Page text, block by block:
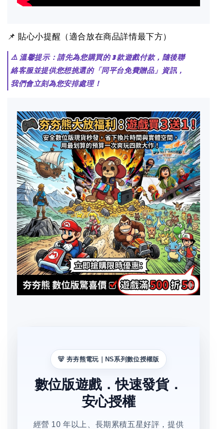
📌 貼心小提醒（適合放在商品詳情最下方）
⚠️ 溫馨提示：請先為您購買的 3 款遊戲付款，隨後聯
絡客服並提供您想挑選的「同平台免費贈品」資訊，
我們會立刻為您安排處理！
🐻 夯夯熊電玩｜NS系列數位授權版
數位版遊戲．快速發貨．
安心授權
經營 10 年以上、長期累積五星好評，提供